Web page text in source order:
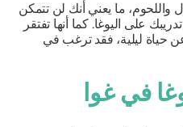
ما يعني أنك لن تتمكن
على اليوغا. كما أنها تفتقر
حياة ليلية، فقد ترغب في
في غوا